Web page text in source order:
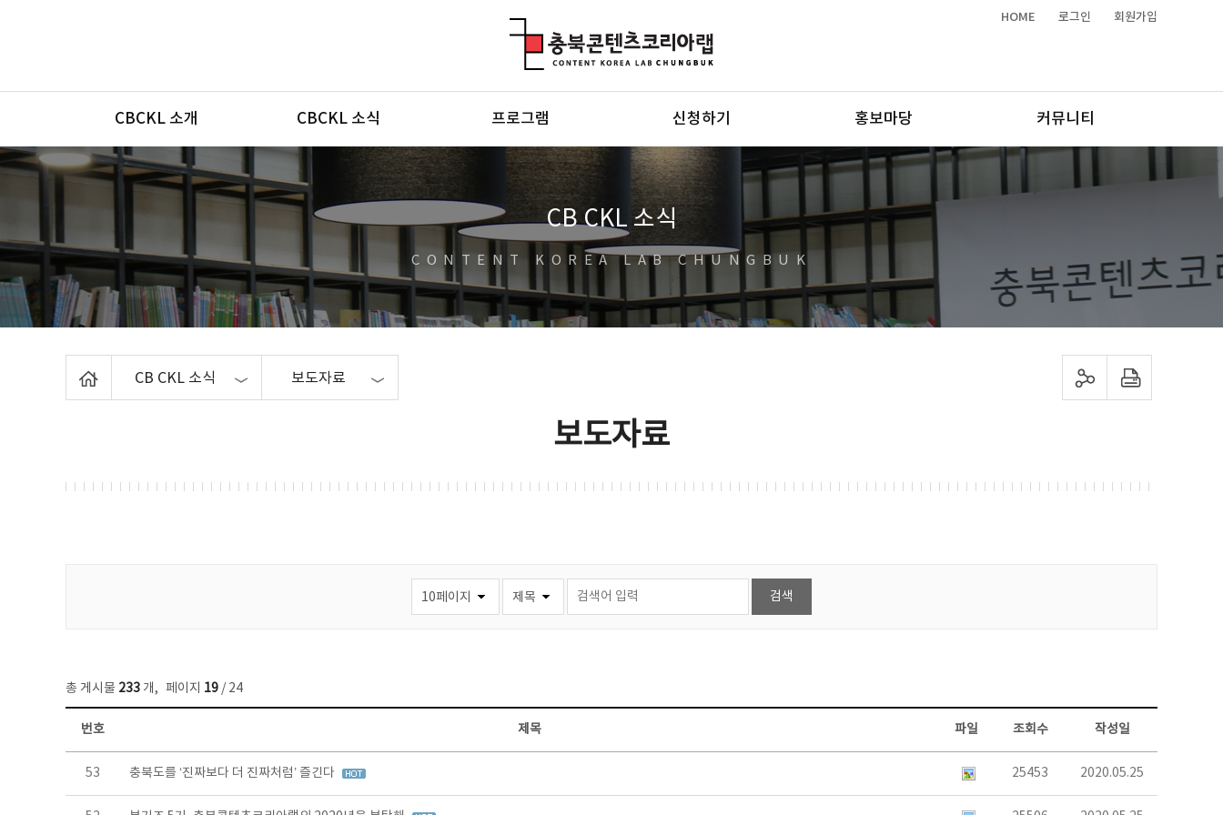
HOME 로그인 회원가입
메뉴
CBCKL 소개 CBCKL 소식 프로그램 신청하기 홍보마당 커뮤니티
CB CKL 소식
CONTENT KOREA LAB CHUNGBUK
CB CKL 소식 보도자료 sns 공유하기 프린트하기
보도자료
총 게시물 233 개, 페이지 19 / 24
보도자료 목록 - 번호, 제목, 작성자, 파일, 조회수, 작성일 정보 제공
번호 제목 파일 조회수 작성일
53 충북도를 ‘진짜보다 더 진짜처럼’ 즐긴다 25453 2020.05.25